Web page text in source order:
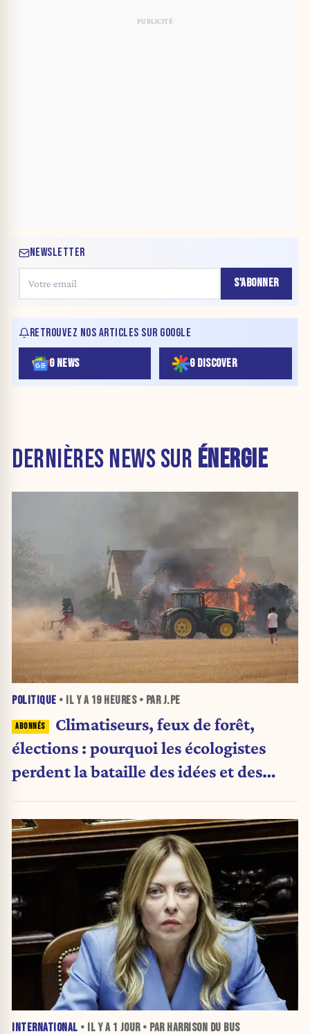
NEWSLETTER
S'ABONNER
RETROUVEZ NOS ARTICLES SUR GOOGLE
G NEWS G DISCOVER
DERNIÈRES NEWS SUR ÉNERGIE
POLITIQUE • IL Y A 19 HEURES• PAR J.PE
Climatiseurs, feux de forêt,
élections : pourquoi les écologistes
perdent la bataille des idées et des
INTERNATIONAL • IL Y A 1 JOUR• PAR HARRISON DU BUS